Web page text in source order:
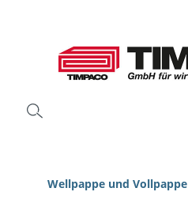
Wellpappe und Vollpappe